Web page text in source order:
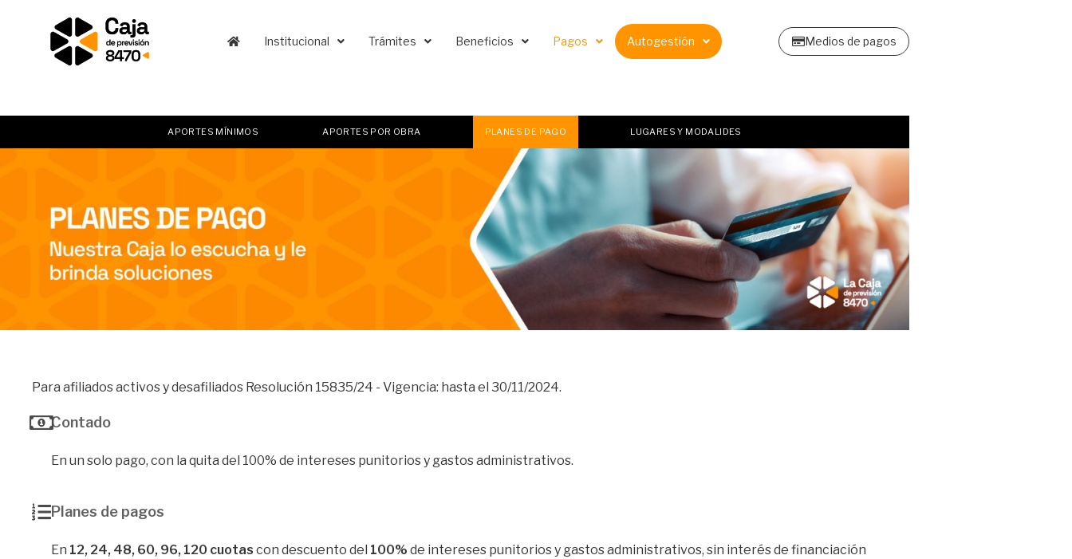
Institucional Trámites Beneficios Pagos Autogestión Medios de pagos
APORTES MÍNIMOS APORTES POR OBRA PLANES DE PAGO LUGARES Y MODALIDES
Para afiliados activos y desafiliados Resolución 15835/24 - Vigencia: hasta el 30/11/2024.
Contado
En un solo pago, con la quita del 100% de intereses punitorios y gastos administrativos.
Planes de pagos
En 12, 24, 48, 60, 96, 120 cuotas con descuento del 100% de intereses punitorios y gastos administrativos, sin interés de financiación